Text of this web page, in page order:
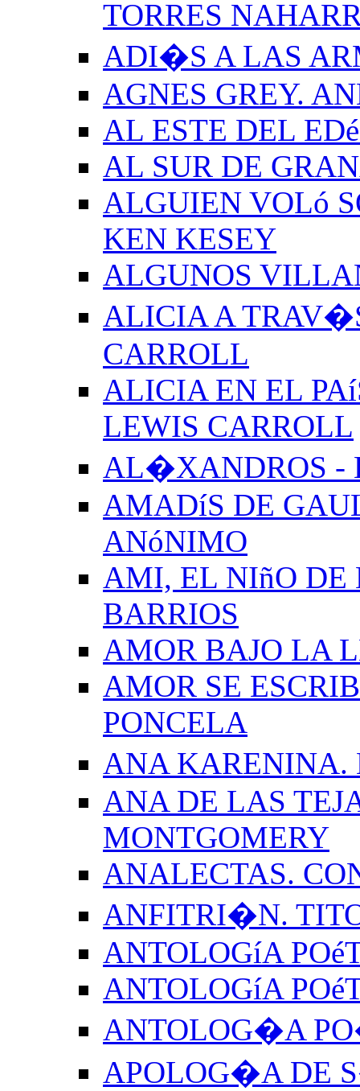
TORRES
ADI�S A LAS
AGNES GREY.
AL ESTE DEL
AL SUR DE
ALGUIEN VOLó
KEN KESEY
ALGUNOS
ALICIA A
CARROLL
ALICIA EN EL
LEWIS CARROLL
AL�XANDROS -
AMADíS DE
ANóNIMO
AMI, EL NIñO DE
BARRIOS
AMOR BAJO LA
AMOR SE
PONCELA
ANA
ANA DE LAS
MONTGOMERY
ANALECTAS.
ANFITRI�N.
ANTOLOGíA
ANTOLOGíA
ANTOLOG�A
APOLOG�A DE